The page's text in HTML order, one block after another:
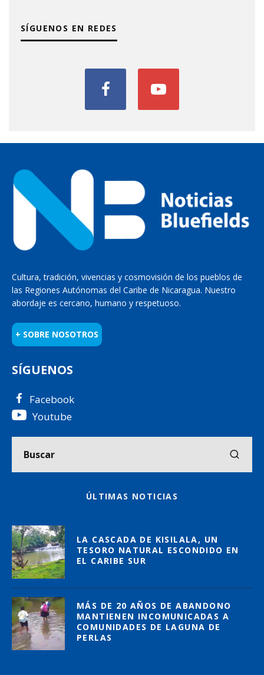
SÍGUENOS EN REDES
Cultura, tradición, vivencias y cosmovisión de los pueblos de
las Regiones Autónomas del Caribe de Nicaragua. Nuestro
abordaje es cercano, humano y respetuoso.
+ SOBRE NOSOTROS
SÍGUENOS
Facebook
Youtube
ÚLTIMAS NOTICIAS
LA CASCADA DE KISILALA, UN
TESORO NATURAL ESCONDIDO EN
EL CARIBE SUR
MÁS DE 20 AÑOS DE ABANDONO
MANTIENEN INCOMUNICADAS A
COMUNIDADES DE LAGUNA DE
PERLAS